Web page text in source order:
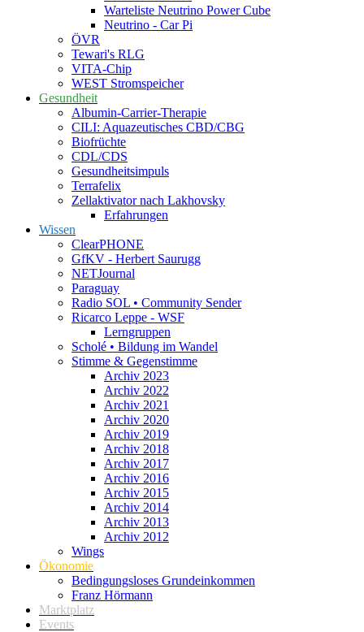
Warteliste Neutrino Power Cube
Neutrino - Car Pi
ÖVR
Tewari's RLG
VITA-Chip
WEST Stromspeicher
Gesundheit
Albumin-Carrier-Therapie
CILI: Aquazeutisches CBD/CBG
Biofrüchte
CDL/CDS
Gesundheitsimpuls
Terrafelix
Zellaktivator nach Lakhovsky
Erfahrungen
Wissen
ClearPHONE
GfKV - Herbert Saurugg
NETJournal
Paraguay
Radio SOL • Community Sender
Ricarco Leppe - WSF
Lerngruppen
Scholé • Bildung im Wandel
Stimme & Gegenstimme
Archiv 2023
Archiv 2022
Archiv 2021
Archiv 2020
Archiv 2019
Archiv 2018
Archiv 2017
Archiv 2016
Archiv 2015
Archiv 2014
Archiv 2013
Archiv 2012
Wings
Ökonomie
Bedingungsloses Grundeinkommen
Franz Hörmann
Marktplatz
Events